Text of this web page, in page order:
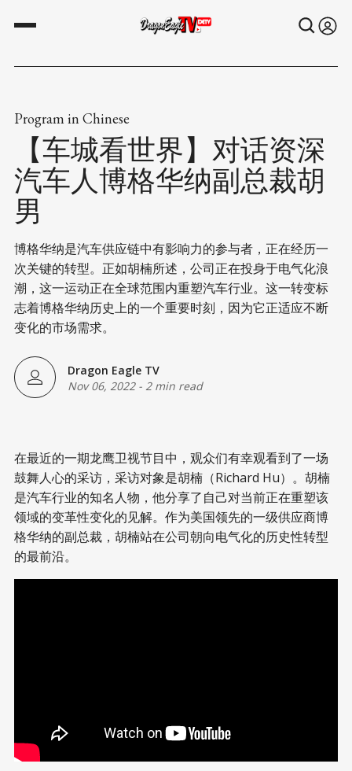
Program in Chinese
【车城看世界】对话资深
汽车人博格华纳副总裁胡
男
博格华纳是汽车供应链中有影响力的参与者，正在经历一
次关键的转型。正如胡楠所述，公司正在投身于电气化浪
潮，这一运动正在全球范围内重塑汽车行业。这一转变标
志着博格华纳历史上的一个重要时刻，因为它正适应不断
变化的市场需求。
Dragon Eagle TV
Nov 06, 2022- 2 min read
在最近的一期龙鹰卫视节目中，观众们有幸观看到了一场
鼓舞人心的采访，采访对象是胡楠（Richard Hu）。胡楠
是汽车行业的知名人物，他分享了自己对当前正在重塑该
领域的变革性变化的见解。作为美国领先的一级供应商博
格华纳的副总裁，胡楠站在公司朝向电气化的历史性转型
的最前沿。